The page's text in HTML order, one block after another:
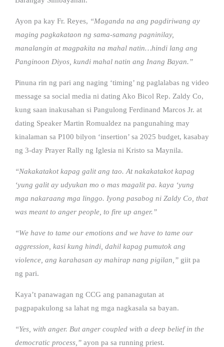
Ayon pa kay Fr. Reyes, “Maganda na ang pagdiriwang ay
maging pagkakataon ng sama-samang pagninilay,
manalangin at magpakita na mahal natin…hindi lang ang
Panginoon Diyos, kundi mahal natin ang Inang Bayan.”
Pinuna rin ng pari ang naging ‘timing’ ng paglalabas ng video
message sa social media ni dating Ako Bicol Rep. Zaldy Co,
kung saan inakusahan si Pangulong Ferdinand Marcos Jr. at
dating Speaker Martin Romualdez na pangunahing may
kinalaman sa P100 bilyon ‘insertion’ sa 2025 budget, kasabay
ng 3-day Prayer Rally ng Iglesia ni Kristo sa Maynila.
“Nakakatakot kapag galit ang tao. At nakakatakot kapag
‘yung galit ay udyukan mo o mas magalit pa. kaya ‘yung
mga nakaraang mga linggo. Iyong pasabog ni Zaldy Co, that
was meant to anger people, to fire up anger.”
“We have to tame our emotions and we have to tame our
aggression, kasi kung hindi, dahil kapag pumutok ang
violence, ang karahasan ay mahirap nang pigilan,” giit pa
ng pari.
Kaya’t panawagan ng CCG ang pananagutan at
pagpapakulong sa lahat ng mga nagkasala sa bayan.
“Yes, with anger. But anger coupled with a deep belief in the
democratic process,” ayon pa sa running priest.